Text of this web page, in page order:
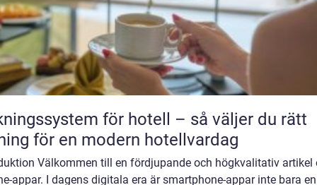
för hotell – så väljer du rätt
för en modern hotellvardag
Välkommen till en fördjupande och högkvalitativ artikel
appar. I dagens digitala era är smartphone-appar inte bara